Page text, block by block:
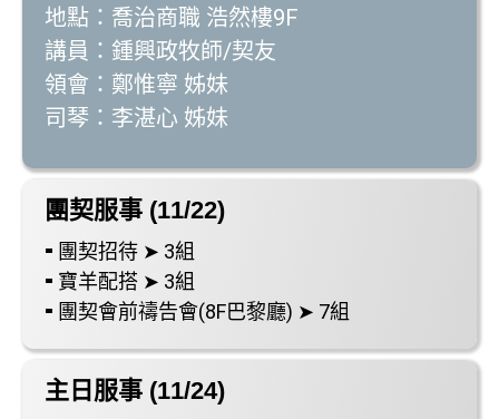
地點：喬治商職 浩然樓9F
講員：鍾興政牧師/契友
領會：鄭惟寧 姊妹
司琴：李湛心 姊妹
團契服事 (11/22)
⁃ 團契招待 ➤ 3組
⁃ 寶羊配搭 ➤ 3組
⁃ 團契會前禱告會(8F巴黎廳) ➤ 7組
主日服事 (11/24)